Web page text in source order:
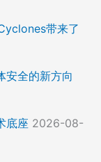
带来了
安全的新方向
底座 2026-08-